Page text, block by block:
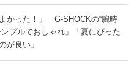
かった！」 G-SHOCKの“腕時
プルでおしゃれ」「夏にぴった
が良い」